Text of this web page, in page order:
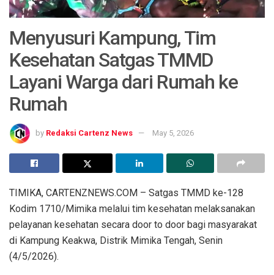
Menyusuri Kampung, Tim
Kesehatan Satgas TMMD
Layani Warga dari Rumah ke
Rumah
by Redaksi Cartenz News May 5, 2026
TIMIKA, CARTENZNEWS.COM – Satgas TMMD ke-128
Kodim 1710/Mimika melalui tim kesehatan melaksanakan
pelayanan kesehatan secara door to door bagi masyarakat
di Kampung Keakwa, Distrik Mimika Tengah, Senin
(4/5/2026).